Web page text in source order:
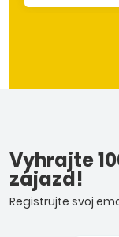
Vyhrajte
zájazd!
Registrujte svoj